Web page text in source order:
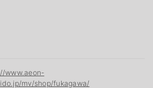
www.aeon-
mv/shop/fukagawa/